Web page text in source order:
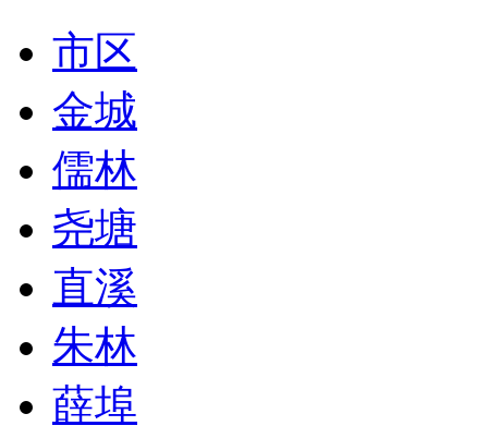
市区
金城
儒林
尧塘
直溪
朱林
薛埠